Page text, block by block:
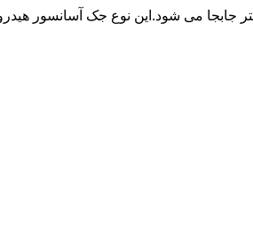
جابجا می شود.این نوع جک آسانسور